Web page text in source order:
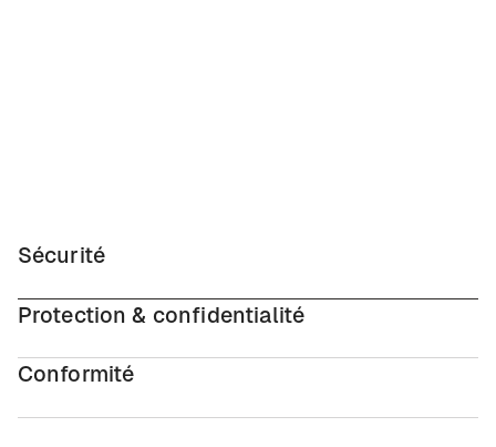
Sécurité
Protection & confidentialité
Conformité